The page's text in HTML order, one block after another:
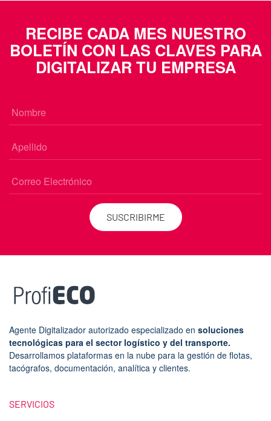
RECIBE CADA MES NUESTRO
BOLETÍN CON LAS CLAVES PARA
DIGITALIZAR TU EMPRESA
SUSCRIBIRME
Agente Digitalizador autorizado especializado en soluciones
tecnológicas para el sector logístico y del transporte.
Desarrollamos plataformas en la nube para la gestión de flotas,
tacógrafos, documentación, analítica y clientes.
SERVICIOS